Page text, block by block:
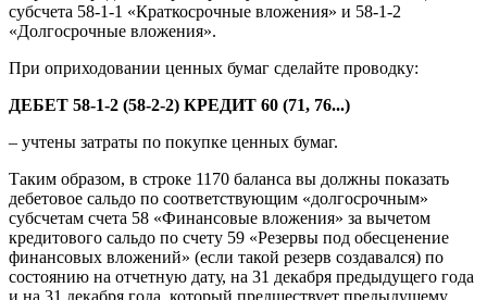
субсчета 58-1-1 «Краткосрочные вложения» и 58-1-2
«Долгосрочные вложения».
При оприходовании ценных бумаг сделайте проводку:
ДЕБЕТ 58-1-2 (58-2-2) КРЕДИТ 60 (71, 76...)
– учтены затраты по покупке ценных бумаг.
Таким образом, в строке 1170 баланса вы должны показать
дебетовое сальдо по соответствующим «долгосрочным»
субсчетам счета 58 «Финансовые вложения» за вычетом
кредитового сальдо по счету 59 «Резервы под обесценение
финансовых вложений» (если такой резерв создавался) по
состоянию на отчетную дату, на 31 декабря предыдущего года
и на 31 декабря года, который предшествует предыдущему.